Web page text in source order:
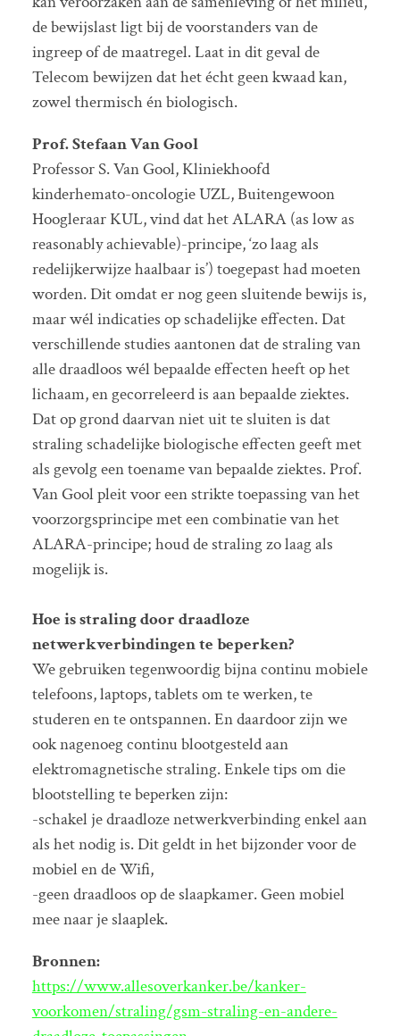
de bewijslast ligt bij de voorstanders van de
ingreep of de maatregel. Laat in dit geval de
Telecom bewijzen dat het écht geen kwaad kan,
zowel thermisch én biologisch.
Prof. Stefaan Van Gool
Professor S. Van Gool, Kliniekhoofd
kinderhemato-oncologie UZL, Buitengewoon
Hoogleraar KUL, vind dat het ALARA (as low as
reasonably achievable)-principe, ‘zo laag als
redelijkerwijze haalbaar is’) toegepast had moeten
worden. Dit omdat er nog geen sluitende bewijs is,
maar wél indicaties op schadelijke effecten. Dat
verschillende studies aantonen dat de straling van
alle draadloos wél bepaalde effecten heeft op het
lichaam, en gecorreleerd is aan bepaalde ziektes.
Dat op grond daarvan niet uit te sluiten is dat
straling schadelijke biologische effecten geeft met
als gevolg een toename van bepaalde ziektes. Prof.
Van Gool pleit voor een strikte toepassing van het
voorzorgsprincipe met een combinatie van het
ALARA-principe; houd de straling zo laag als
mogelijk is.
Hoe is straling door draadloze
netwerkverbindingen te beperken?
We gebruiken tegenwoordig bijna continu mobiele
telefoons, laptops, tablets om te werken, te
studeren en te ontspannen. En daardoor zijn we
ook nagenoeg continu blootgesteld aan
elektromagnetische straling. Enkele tips om die
blootstelling te beperken zijn:
-schakel je draadloze netwerkverbinding enkel aan
als het nodig is. Dit geldt in het bijzonder voor de
mobiel en de Wifi,
-geen draadloos op de slaapkamer. Geen mobiel
mee naar je slaaplek.
Bronnen:
https://www.allesoverkanker.be/kanker-
voorkomen/straling/gsm-straling-en-andere-